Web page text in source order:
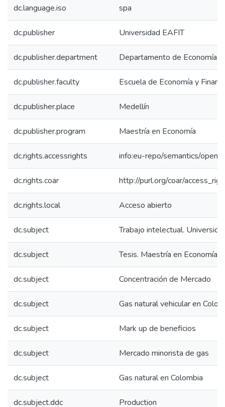
dc.language.iso spa
dc.publisher Universidad EAFIT
dc.publisher.department Departamento de Economía
dc.publisher.faculty Escuela de Economía y
dc.publisher.place Medellín
dc.publisher.program Maestría en Economía
dc.rights.accessrights info:eu-repo/semantics/
dc.rights.coar http://purl.org/coar/
dc.rights.local Acceso abierto
dc.subject Trabajo intelectual.
dc.subject Tesis. Maestría en Economía
dc.subject Concentración de Mercado
dc.subject Gas natural vehicular en
dc.subject Mark up de beneficios
dc.subject Mercado minorista de gas
dc.subject Gas natural en Colombia
dc.subject.ddc Production